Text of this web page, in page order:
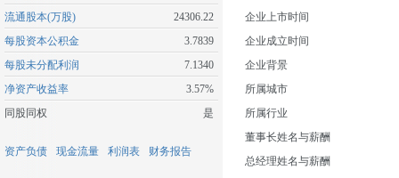
流通股本(万股)
24306.22
每股资本公积金
3.7839
每股未分配利润
7.1340
净资产收益率
3.57%
同股同权
是
资产负债 现金流量 利润表 财务报告
企业上市时间
企业成立时间
企业背景
所属城市
所属行业
董事长姓名与薪酬
总经理姓名与薪酬